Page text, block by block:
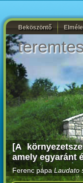
Beköszöntő
[A
amely egyaránt
Ferenc pápaLaudato